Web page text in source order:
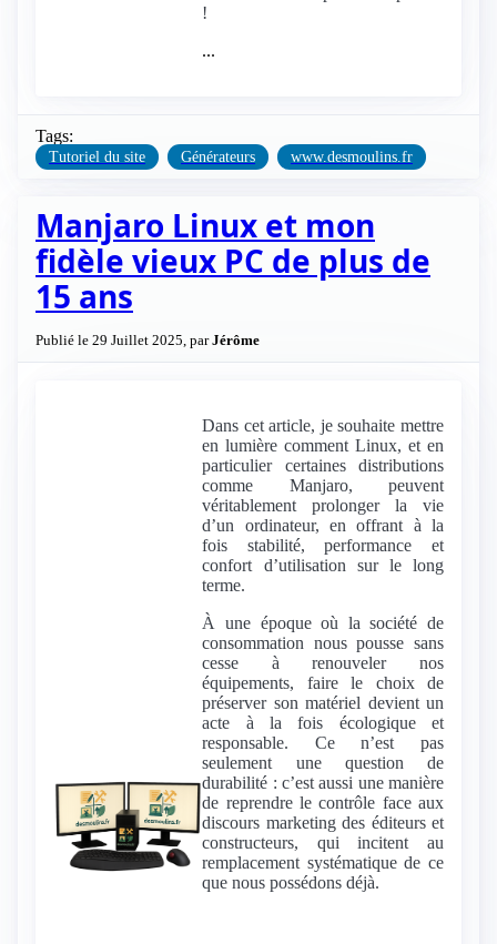
!
...
Tags:
Tutoriel du site Générateurs www.desmoulins.fr
Manjaro Linux et mon
fidèle vieux PC de plus de
15 ans
Publié le 29 Juillet 2025, parJérôme
Dans cet article, je souhaite mettre
en lumière comment Linux, et en
particulier certaines distributions
comme Manjaro, peuvent
véritablement prolonger la vie
d’un ordinateur, en offrant à la
fois stabilité, performance et
confort d’utilisation sur le long
terme.
À une époque où la société de
consommation nous pousse sans
cesse à renouveler nos
équipements, faire le choix de
préserver son matériel devient un
acte à la fois écologique et
responsable. Ce n’est pas
seulement une question de
durabilité : c’est aussi une manière
de reprendre le contrôle face aux
discours marketing des éditeurs et
constructeurs, qui incitent au
remplacement systématique de ce
que nous possédons déjà.